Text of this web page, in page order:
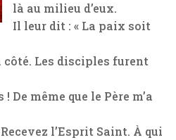
là au milieu d’eux.
Il leur dit : « La paix soit
Les disciples furent
même que le Père m’a
l’Esprit Saint. À qui